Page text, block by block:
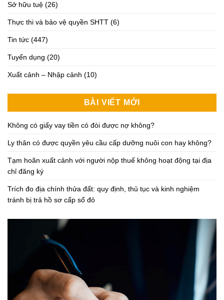
Sở hữu tuệ (26)
Thực thi và bảo vệ quyền SHTT (6)
Tin tức (447)
Tuyển dụng (20)
Xuất cảnh – Nhập cảnh (10)
BÀI VIẾT MỚI
Không có giấy vay tiền có đòi được nợ không?
Ly thân có được quyền yêu cầu cấp dưỡng nuôi con hay không?
Tạm hoãn xuất cảnh với người nộp thuế không hoạt động tại địa
chỉ đăng ký
Trích đo địa chính thửa đất: quy định, thủ tục và kinh nghiệm
tránh bị trả hồ sơ cấp sổ đỏ